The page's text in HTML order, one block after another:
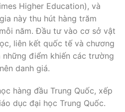
Higher Education), và
này thu hút hàng trăm
năm. Đầu tư vào cơ sở vật
liên kết quốc tế và chương
điểm khiến các trường
danh giá.
hàng đầu Trung Quốc, xếp
dục đại học Trung Quốc.